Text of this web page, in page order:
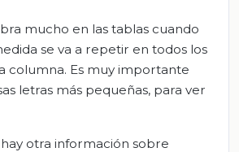
mucho en las tablas cuando
se va a repetir en todos los
columna. Es muy importante
letras más pequeñas, para ver
otra información sobre